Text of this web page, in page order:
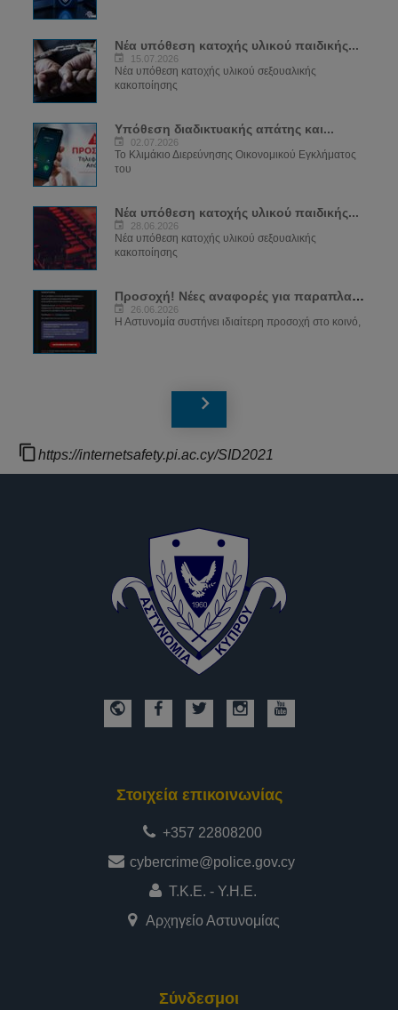
Νέα υπόθεση κατοχής υλικού παιδικής...
15.07.2026
Νέα υπόθεση κατοχής υλικού σεξουαλικής
κακοποίησης
Υπόθεση διαδικτυακής απάτης και...
02.07.2026
Το Κλιμάκιο Διερεύνησης Οικονομικού Εγκλήματος
του
Νέα υπόθεση κατοχής υλικού παιδικής...
28.06.2026
Νέα υπόθεση κατοχής υλικού σεξουαλικής
κακοποίησης
Προσοχή! Νέες αναφορές για παραπλανητικά...
26.06.2026
Η Αστυνομία συστήνει ιδιαίτερη προσοχή στο κοινό,
https://internetsafety.pi.ac.cy/SID2021
Στοιχεία επικοινωνίας
+357 22808200
cybercrime@police.gov.cy
Τ.Κ.Ε. - Υ.Η.Ε.
Αρχηγείο Αστυνομίας
Σύνδεσμοι